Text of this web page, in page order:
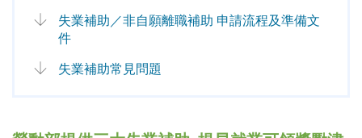
失業補助／非自願離職補助 申請流程及準備文
件
失業補助常見問題